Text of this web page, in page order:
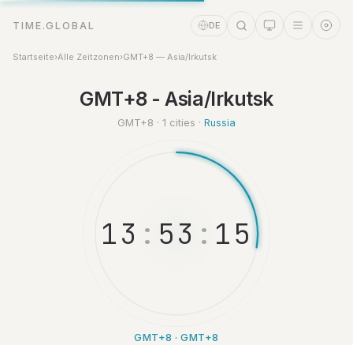
TIME.GLOBAL DE
Startseite›Alle Zeitzonen›GMT+8 — Asia/Irkutsk
GMT+8 - Asia/Irkutsk
GMT+8 · 1 cities · Russia
13 : 53 : 1 6
GMT+8 · GMT+8